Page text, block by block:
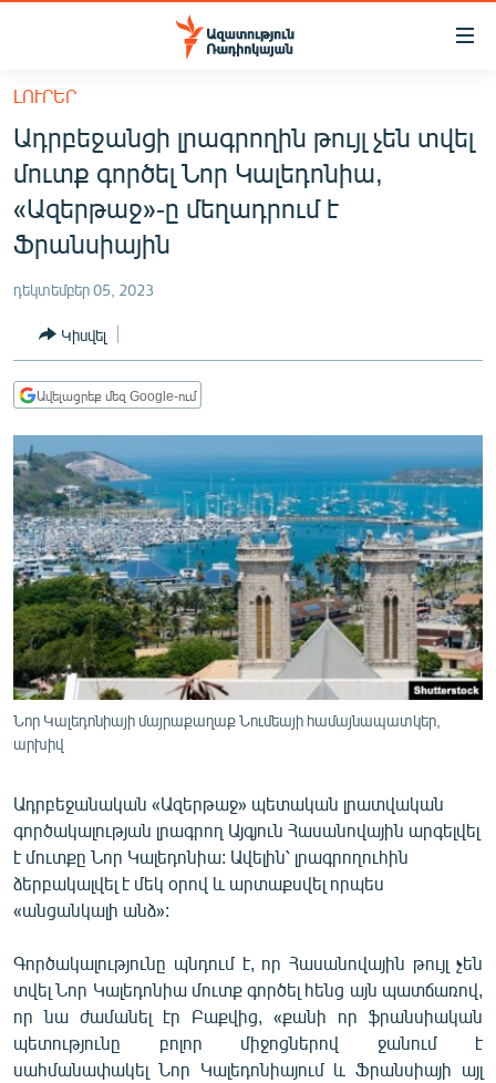
Մատչելիության
հիմնական
բովանդակությանը
Անցնել
հիմնական
մենյուին
Որոնում
ՀԱՅԱՍՏԱՆ
ՔԱՂԱՔԱԿԱՆ
ԸՆՏՐՈՒԹՅՈՒՆՆԵՐ 2026
ՏՆՏԵՍՈՒԹՅՈՒՆ
ՂԱՐԱԲԱՂ
ՊԱՏԵՐԱԶՄԻ 6 ՇԱԲԱԹՆԵՐԸ
ՏԱՐԱԾԱՇՐՋԱՆ
ՄԻՋԱԶԳԱՅԻՆ
ՄՇԱԿՈՒՅԹ
ՍՊՈՐՏ
ՄԵԿՆԱԲԱՆՈՒԹՅՈՒՆ
ՏՏ ԵՒ ԻՆՏԵՐՆԵՏ
ԿՈՐՈՆԱՎԻՐՈՒՍ
ԱՐԽԻՎ
ՏԵՍԱՆՅՈՒԹԵՐ
ԲԱՆԱՎԵՃ
ՁԳՏԵԼՈՎ ԼԱՎԱԳՈՒՅՆԻՆ
ՓՈԴՔԱՍԹ
Հայերեն
English
Русский
ԼՈՒՐԵՐ
Ադրբեջանցի լրագրողին թույլ չեն տվել
մուտք գործել Նոր Կալեդոնիա,
«Ազերթաջ»-ը մեղադրում է
Ֆրանսիային
դեկտեմբեր 05, 2023
Կիսվել
Ավելացրեք մեզ Google-ում
Նոր Կալեդոնիայի մայրաքաղաք Նումեայի համայնապատկեր,
արխիվ
Ադրբեջանական «Ազերթաջ» պետական լրատվական
գործակալության լրագրող Այգյուն Հասանովային արգելվել
է մուտքը Նոր Կալեդոնիա: Ավելին՝ լրագրողուհին
ձերբակալվել է մեկ օրով և արտաքսվել որպես
«անցանկալի անձ»:
Գործակալությունը պնդում է, որ Հասանովային թույլ չեն
տվել Նոր Կալեդոնիա մուտք գործել հենց այն պատճառով,
որ նա ժամանել էր Բաքվից, «քանի որ ֆրանսիական
պետությունը բոլոր միջոցներով ջանում է
սահմանափակել Նոր Կալեդոնիայում և Ֆրանսիայի այլ